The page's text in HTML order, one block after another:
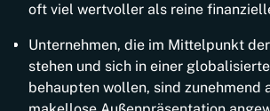
oft viel wertvoller als reine
Unternehmen, die im Mittelpunkt
stehen und sich in einer
behaupten wollen, sind zunehmend